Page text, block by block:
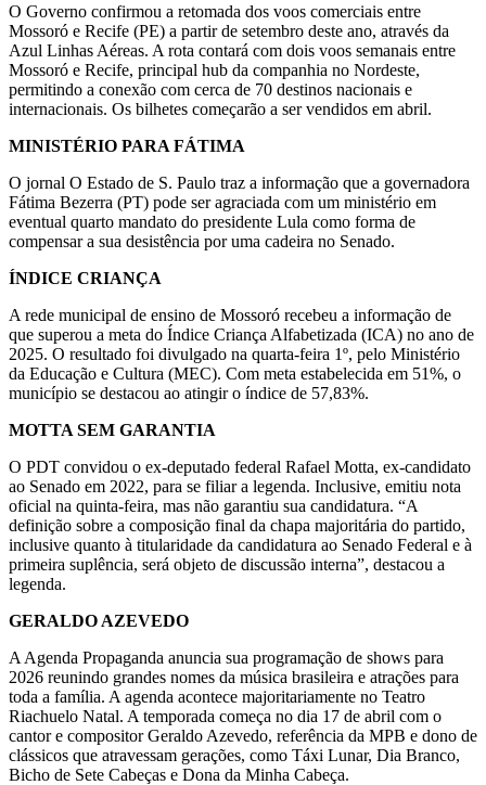
O Governo confirmou a retomada dos voos comerciais entre
Mossoró e Recife (PE) a partir de setembro deste ano, através da
Azul Linhas Aéreas. A rota contará com dois voos semanais entre
Mossoró e Recife, principal hub da companhia no Nordeste,
permitindo a conexão com cerca de 70 destinos nacionais e
internacionais. Os bilhetes começarão a ser vendidos em abril.
MINISTÉRIO PARA FÁTIMA
O jornal O Estado de S. Paulo traz a informação que a governadora
Fátima Bezerra (PT) pode ser agraciada com um ministério em
eventual quarto mandato do presidente Lula como forma de
compensar a sua desistência por uma cadeira no Senado.
ÍNDICE CRIANÇA
A rede municipal de ensino de Mossoró recebeu a informação de
que superou a meta do Índice Criança Alfabetizada (ICA) no ano de
2025. O resultado foi divulgado na quarta-feira 1º, pelo Ministério
da Educação e Cultura (MEC). Com meta estabelecida em 51%, o
município se destacou ao atingir o índice de 57,83%.
MOTTA SEM GARANTIA
O PDT convidou o ex-deputado federal Rafael Motta, ex-candidato
ao Senado em 2022, para se filiar a legenda. Inclusive, emitiu nota
oficial na quinta-feira, mas não garantiu sua candidatura. “A
definição sobre a composição final da chapa majoritária do partido,
inclusive quanto à titularidade da candidatura ao Senado Federal e à
primeira suplência, será objeto de discussão interna”, destacou a
legenda.
GERALDO AZEVEDO
A Agenda Propaganda anuncia sua programação de shows para
2026 reunindo grandes nomes da música brasileira e atrações para
toda a família. A agenda acontece majoritariamente no Teatro
Riachuelo Natal. A temporada começa no dia 17 de abril com o
cantor e compositor Geraldo Azevedo, referência da MPB e dono de
clássicos que atravessam gerações, como Táxi Lunar, Dia Branco,
Bicho de Sete Cabeças e Dona da Minha Cabeça.